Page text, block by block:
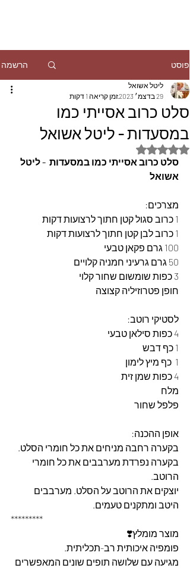
פוסט הרשמה
סלט כרוב אסייתי כמו
במסעדות - ליטל אשואל
ליטל אשואל
29 בדצמ׳ 2023
זמן קריאה 1 דקות
דירוג של NaN מתוך 5 כוכבים
סלט כרוב אסייתי כמו במסעדות  - ליטל
אשואל
מצרכים:
1 כרוב סגול קטן חתוך לרצועות דקות
1 כרוב לבן קטן חתוך לרצועות דקות
100 גרם פקאן טבעי
50 גרם גרעיני חמניה קלויים
3 כפות שומשום שחור קלוי
חופן פטרוזיליה קצוצה
לסטיקי רוטב:
4 כפות סילאן טבעי
1 כף דבש
1  כף מיץ לימון
4 כפות שמן זית
מלח
פלפל שחור
אופן ההכנה:
בקערה רחבה מניחים את כל חומרי הסלט.
בקערה נפרדת מערבבים את כל חומרי
הרוטב.
יוצקים את הרוטב על הסלט. מערבבים
היטב ומתקנים טעמים.
*********
מוצר מומלץ❣️
פומפיה איכותית רב-תכליתית.
מגיעה עם שלושה תופים שונים המאפשרים